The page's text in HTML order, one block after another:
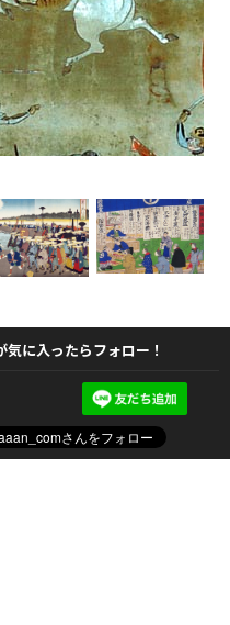
気に入ったらフォロー！